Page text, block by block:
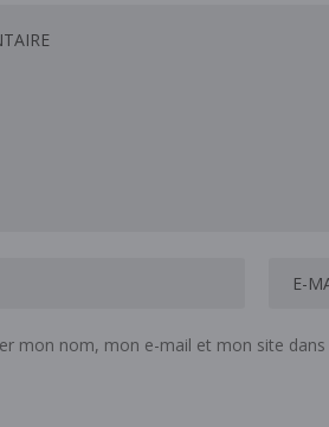
mon nom, mon e-mail et mon site